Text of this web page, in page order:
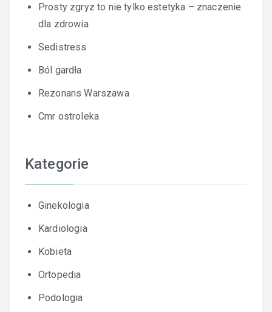
Prosty zgryz to nie tylko estetyka – znaczenie
dla zdrowia
Sedistress
Ból gardła
Rezonans Warszawa
Cmr ostroleka
Kategorie
Ginekologia
Kardiologia
Kobieta
Ortopedia
Podologia